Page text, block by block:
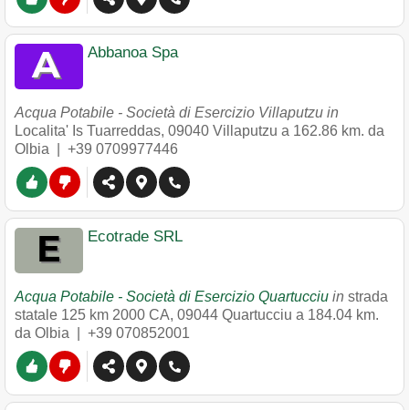
Abbanoa Spa
Acqua Potabile - Società di Esercizio Villaputzu in
Localita' Is Tuarreddas, 09040 Villaputzu a 162.86 km. da
Olbia | +39 0709977446
Ecotrade SRL
Acqua Potabile - Società di Esercizio Quartucciu in strada
statale 125 km 2000 CA, 09044 Quartucciu a 184.04 km.
da Olbia | +39 070852001